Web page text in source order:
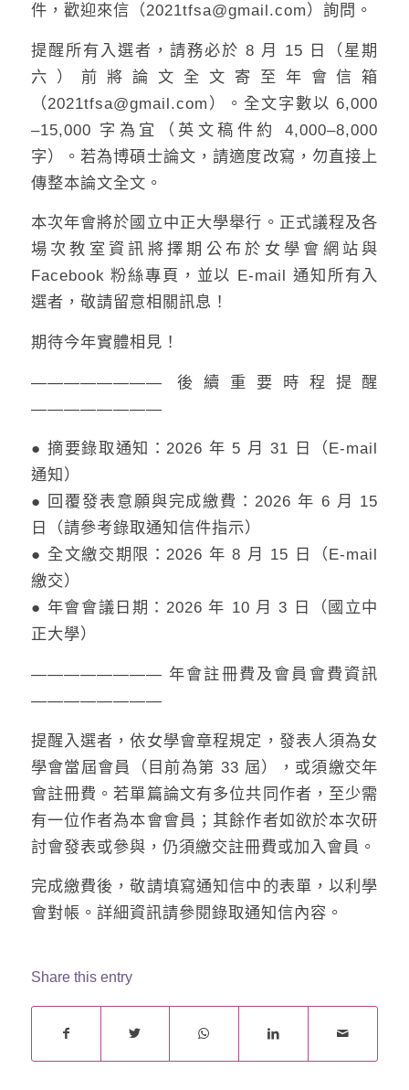
件，歡迎來信（2021tfsa@gmail.com）詢問。
提醒所有入選者，請務必於 8 月 15 日（星期
六）前將論文全文寄至年會信箱
（2021tfsa@gmail.com）。全文字數以 6,000
–15,000 字為宜（英文稿件約 4,000–8,000
字）。若為博碩士論文，請適度改寫，勿直接上
傳整本論文全文。
本次年會將於國立中正大學舉行。正式議程及各
場次教室資訊將擇期公布於女學會網站與
Facebook 粉絲專頁，並以 E-mail 通知所有入
選者，敬請留意相關訊息！
期待今年實體相見！
———————— 後續重要時程提醒
————————
● 摘要錄取通知：2026 年 5 月 31 日（E-mail
通知）
● 回覆發表意願與完成繳費：2026 年 6 月 15
日（請參考錄取通知信件指示）
● 全文繳交期限：2026 年 8 月 15 日（E-mail
繳交）
● 年會會議日期：2026 年 10 月 3 日（國立中
正大學）
———————— 年會註冊費及會員會費資訊
————————
提醒入選者，依女學會章程規定，發表人須為女
學會當屆會員（目前為第 33 屆），或須繳交年
會註冊費。若單篇論文有多位共同作者，至少需
有一位作者為本會會員；其餘作者如欲於本次研
討會發表或參與，仍須繳交註冊費或加入會員。
完成繳費後，敬請填寫通知信中的表單，以利學
會對帳。詳細資訊請參閱錄取通知信內容。
Share this entry